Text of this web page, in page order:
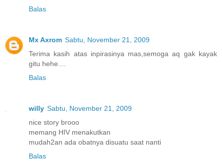
Balas
Mx Axrom Sabtu, November 21, 2009
Terima kasih atas inpirasinya mas,semoga aq gak kayak
gitu hehe....
Balas
willy Sabtu, November 21, 2009
nice story brooo
memang HIV menakutkan
mudah2an ada obatnya disuatu saat nanti
Balas